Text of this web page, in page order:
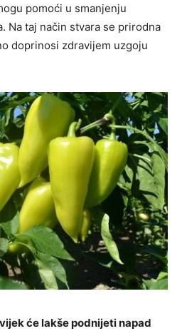
pomoći u smanjenju
Na taj način stvara se prirodna
doprinosi zdravijem uzgoju
će lakše podnijeti napad